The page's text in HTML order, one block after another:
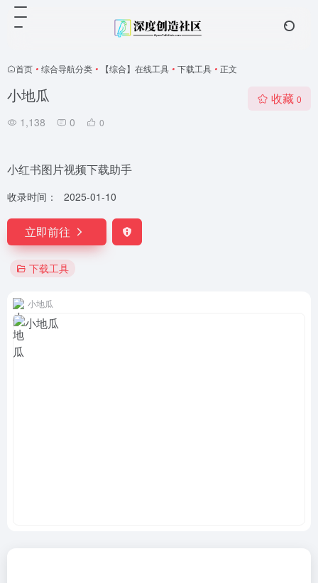
首页 • 综合导航分类 • 【综合】在线工具 • 下载工具 • 正文
小地瓜
1,138 0 0
收藏 0
小红书图片视频下载助手
收录时间： 2025-01-10
立即前往
下载工具
小地瓜